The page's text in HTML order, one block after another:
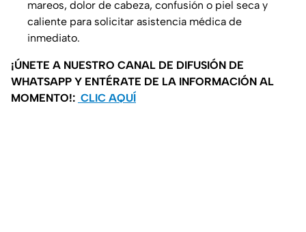
mareos, dolor de cabeza, confusión o piel seca y
caliente para solicitar asistencia médica de
inmediato.
¡ÚNETE A NUESTRO CANAL DE DIFUSIÓN DE
WHATSAPP Y ENTÉRATE DE LA INFORMACIÓN AL
MOMENTO!: CLIC AQUÍ